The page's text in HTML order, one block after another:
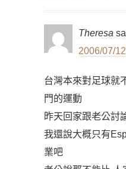
Theresa
2006/07/
台灣本來對足球就
門的運動
昨天回家跟老公討
我還說大概只有
業吧